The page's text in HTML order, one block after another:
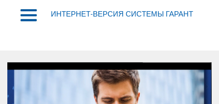
ИНТЕРНЕТ-ВЕРСИЯ СИСТЕМЫ ГАРАНТ